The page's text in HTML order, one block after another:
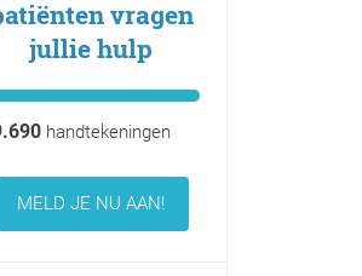
vragen
jullie hulp
handtekeningen
MELD JE NU AAN!